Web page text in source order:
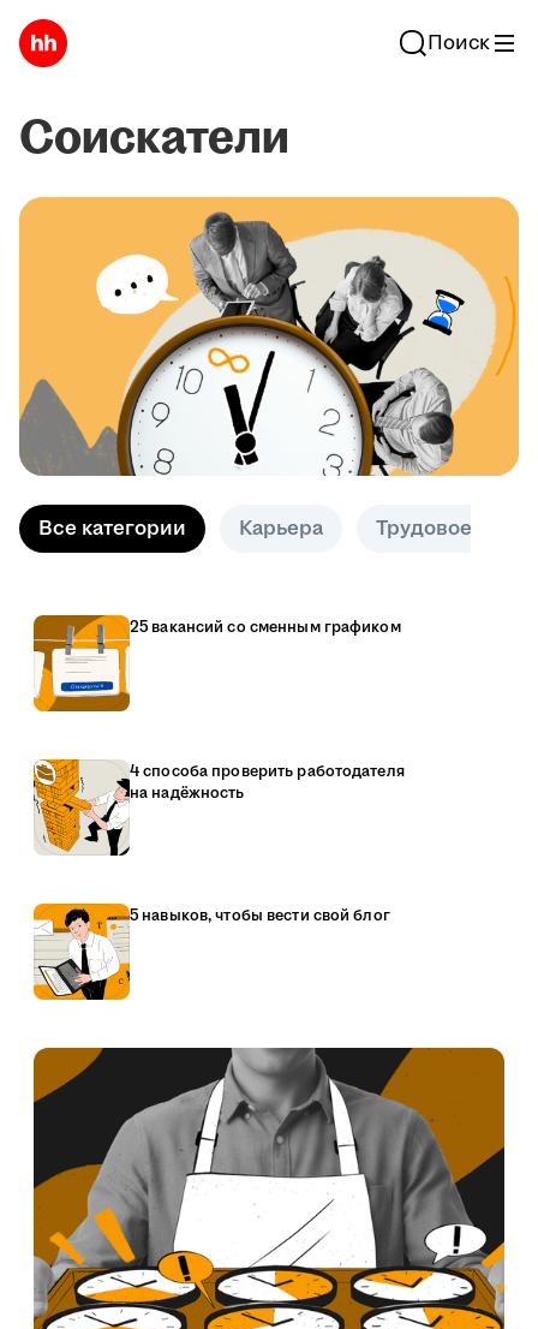
Поиск
Соискатели
Все категории Карьера Трудовое право
25 вакансий со сменным графиком
4 способа проверить работодателя
на надёжность
5 навыков, чтобы вести свой блог